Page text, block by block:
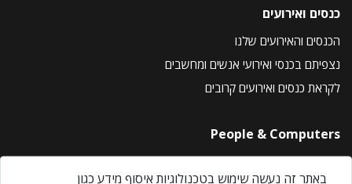
כנסים ואירועים
הכנסים והאירועים שלנו
נצפיתם בכנסי ואירועי אנשים ומחשבים
לקראת כנסים ואירועים קרובים
People & Computers
About Us
באתר זה נעשה שימוש בטכנולוגיות איסוף מידע כגון